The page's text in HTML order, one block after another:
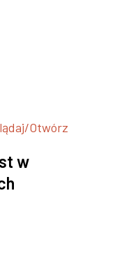
Otwórz
w